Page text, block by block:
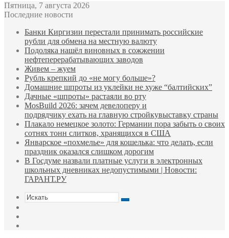
Пятница, 7 августа 2026
Последние новости
Банки Киргизии перестали принимать российские
рубли для обмена на местную валюту
Подоляка нашёл виновных в сожжении
нефтеперерабатывающих заводов
Живем – жуем
Рубль крепкий до «не могу больше»?
Домашние шпроты из уклейки не хуже “балтийских”
Дачные «шпроты» растаяли во рту
MosBuild 2026: зачем девелоперу и
подрядчиĸу ехать на главную стройĸувыставĸу страны
Плакало немецкое золото: Германии пора забыть о своих
сотнях тонн слитков, хранящихся в США
Январское «похмелье» для кошелька: что делать, если
праздник оказался слишком дорогим
В Госдуме назвали платные услуги в электронных
школьных дневниках недопустимыми | Новости:
ГАРАНТ.РУ
Искать